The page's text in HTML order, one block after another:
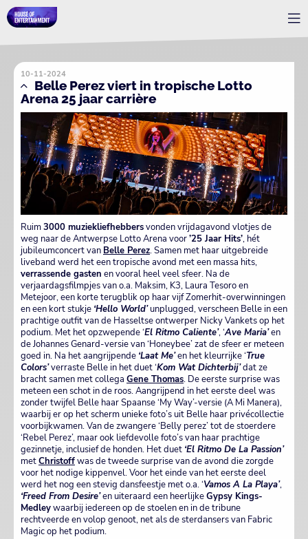
10-11-2024
Belle Perez viert in tropische Lotto
Arena 25 jaar carrière
Ruim3000 muziekliefhebbersvonden vrijdagavond vlotjes de
weg naar de Antwerpse Lotto Arena voor’25 Jaar Hits’, hét
jubileumconcert van Belle Perez. Samen met haar uitgebreide
liveband werd het een tropische avond met een massa hits,
verrassende gasten en vooral heel veel sfeer. Na de
verjaardagsfilmpjes van o.a. Maksim, K3, Laura Tesoro en
Metejoor, een korte terugblik op haar vijf Zomerhit-overwinningen
en een kort stukje ‘Hello World’unplugged, verscheen Belle in een
prachtige outfit van de Hasseltse ontwerper Nicky Vankets op het
podium. Met het opzwepende ‘El Ritmo Caliente’, ‘Ave Maria’en
de Johannes Genard-versie van ‘Honeybee’ zat de sfeer er meteen
goed in. Na het aangrijpende ‘Laat Me’en het kleurrijke ‘True
Colors’verraste Belle in het duet ‘Kom Wat Dichterbij’dat ze
bracht samen met collega Gene Thomas. De eerste surprise was
meteen een schot in de roos. Aangrijpend in het eerste deel was
zonder twijfel Belle haar Spaanse ‘My Way’-versie (A Mi Manera),
waarbij er op het scherm unieke foto’s uit Belle haar privécollectie
voorbijkwamen. Van de zwangere ‘Belly perez’ tot de stoerdere
‘Rebel Perez’, maar ook liefdevolle foto’s van haar prachtige
gezinnetje, inclusief de honden. Het duet ‘El Ritmo De La Passion’
metChristoffwas de tweede surprise van de avond die zorgde
voor het nodige kippenvel. Voor het einde van het eerste deel
werd het nog een stevig dansfeestje met o.a. ‘Vamos A La Playa’,
‘Freed From Desire’en uiteraard een heerlijkeGypsy Kings-
Medleywaarbij iedereen op de stoelen en in de tribune
rechtveerde en volop genoot, net als de sterdansers van Fabric
Magic op het podium.